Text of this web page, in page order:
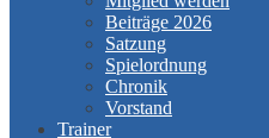
Beiträge 2026
Satzung
Spielordnung
Chronik
Vorstand
Trainer